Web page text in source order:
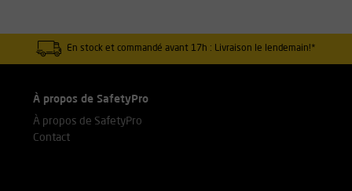
En stock et commandé avant 17h : Livraison le lendemain!*
À propos de SafetyPro
À propos de SafetyPro
Contact